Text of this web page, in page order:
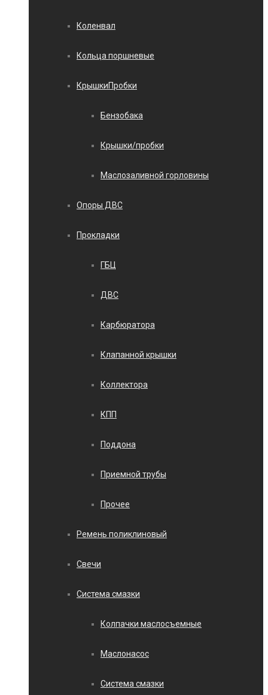
Коленвал
Кольца поршневые
КрышкиПробки
Бензобака
Крышки/пробки
Маслозаливной горловины
Опоры ДВС
Прокладки
ГБЦ
ДВС
Карбюратора
Клапанной крышки
Коллектора
КПП
Поддона
Приемной трубы
Прочее
Ремень поликлиновый
Свечи
Система смазки
Колпачки маслосъемные
Маслонасос
Система смазки